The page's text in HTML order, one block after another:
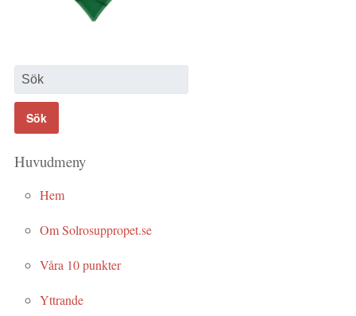
Huvudmeny
Hem
Om Solrosuppropet.se
Våra 10 punkter
Yttrande